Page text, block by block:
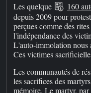
Les quelque
160
depuis 2009 pour
perçues comme des
l'indépendance des
L'auto-immolation nous
Ces victimes
Les communautés de
les sacrifices des
mémoire. Le martyr,